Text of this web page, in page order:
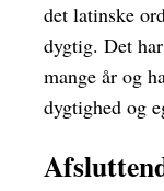
det latinske
dygtig. Det
mange år og
dygtighed og